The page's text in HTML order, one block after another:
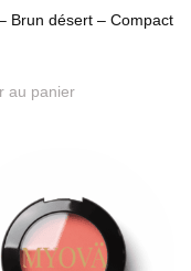
Brun désert – Compact
au panier